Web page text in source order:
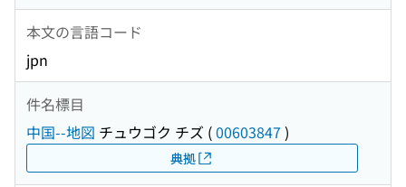
本文の言語コード
jpn
件名標目
中国--地図 チュウゴク チズ (00603847 )
典拠